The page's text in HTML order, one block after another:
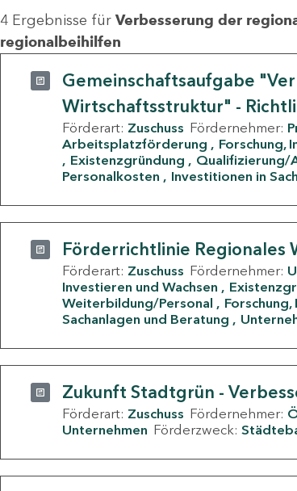
4 Ergebnisse für Verbesserung der
regionalbeihilfen
Gemeinschaftsaufgabe
Wirtschaftsstruktur" -
Förderart: Zuschuss Fördernehmer:
Arbeitsplatzförderung
Forschung,
Existenzgründung
Qualifizierung/
Personalkosten
Investitionen in
Förderrichtlinie Regionales
Förderart: Zuschuss Fördernehmer:
Investieren und Wachsen
Weiterbildung/Personal
Sachanlagen und Beratung
Zukunft Stadtgrün -
Förderart: Zuschuss Fördernehmer:
Unternehmen Förderzweck: